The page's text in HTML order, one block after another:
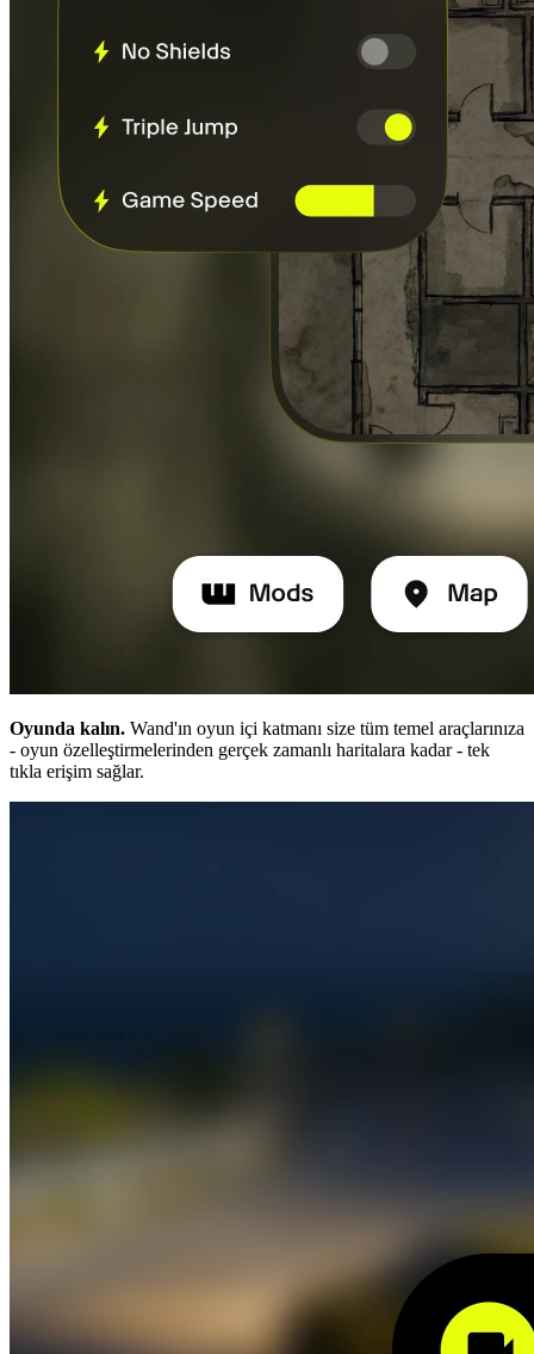
Oyunda kalın. Wand'ın oyun içi katmanı size tüm temel araçlarınıza
- oyun özelleştirmelerinden gerçek zamanlı haritalara kadar - tek
tıkla erişim sağlar.